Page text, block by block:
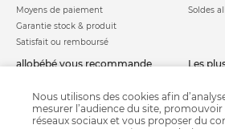
Moyens de paiement
Garantie stock & produit
Satisfait ou remboursé
Soldes
allobébé vous recommande
Nos labels
Nos licences
les
Infos
Jeux
Nous utilisons des cookies afin
mesurer l’audience du site, promouvoir
réseaux sociaux et vous proposer du